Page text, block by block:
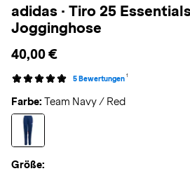
adidas · Tiro 25
Jogginghose
40,00 €
5 Bewertungen 1
Farbe: Team Navy / Red
Größe: